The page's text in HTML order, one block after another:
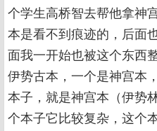
个学生高桥智去帮他拿神
本是看不到痕迹的，后面
面我一开始也被这个东西
伊势古本，一个是神宫本
本子，就是神宫本（伊势
个本子它比较复杂，这个